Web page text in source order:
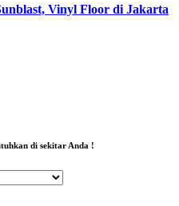
Vinyl Floor di Jakarta
di sekitar Anda !